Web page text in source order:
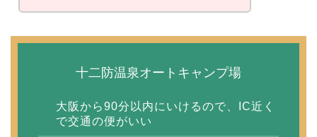
十二防温泉オートキャンプ場
大阪から90分以内にいけるので、IC近く
で交通の便がいい